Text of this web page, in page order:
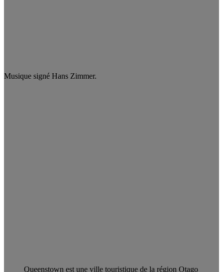
Musique signé Hans Zimmer.
Queenstown est une ville touristique de la région Otago